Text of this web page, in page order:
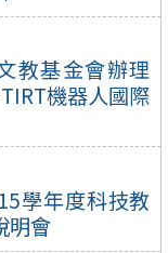
教基金會辦理
機器人國際
學年度科技教
明會